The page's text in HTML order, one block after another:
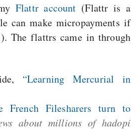
Flattr account (Flattr is a
can make micropayments if
The flattrs came in through
“Learning Mercurial in
French Filesharers turn to
about millions of hadopi